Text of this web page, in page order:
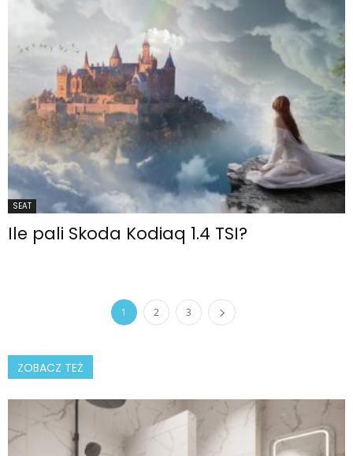
SEAT
Ile pali Skoda Kodiaq 1.4 TSI?
1 2 3
ZOBACZ TEŻ